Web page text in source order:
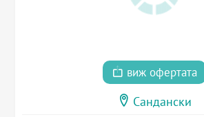
виж офертата
Сандански